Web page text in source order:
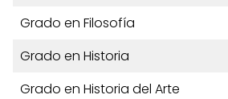
Grado en Filosofía
Grado en Historia
Grado en Historia del Arte